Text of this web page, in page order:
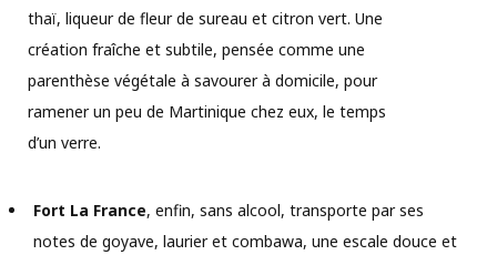
thaï, liqueur de fleur de sureau et citron vert. Une
création fraîche et subtile, pensée comme une
parenthèse végétale à savourer à domicile, pour
ramener un peu de Martinique chez eux, le temps
d’un verre.
Fort La France, enfin, sans alcool, transporte par ses
notes de goyave, laurier et combawa, une escale douce et